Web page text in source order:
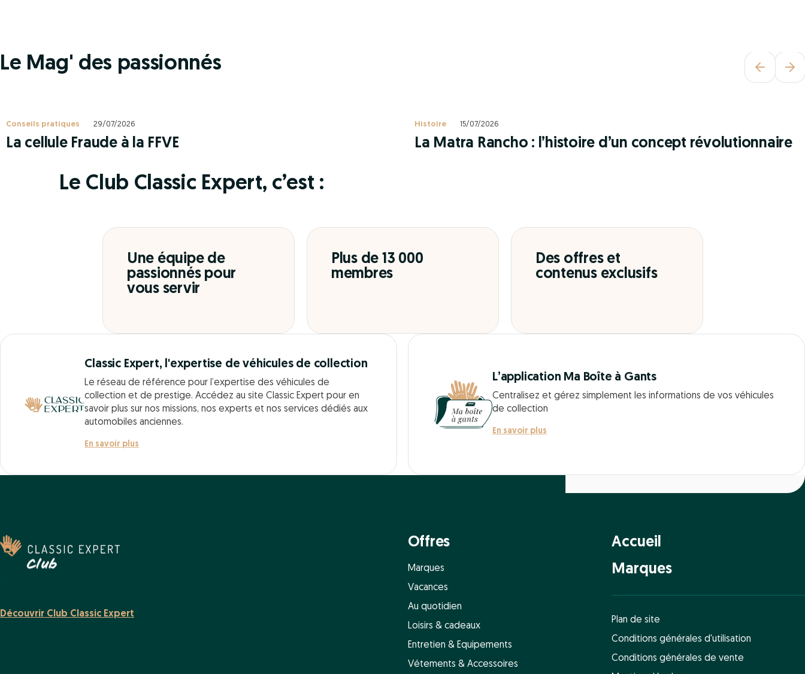
Le Mag' des passionnés
Conseils pratiques 29/07/2026
La cellule Fraude à la FFVE
Histoire 15/07/2026
La Matra Rancho : l’histoire d’un concept révolutionnaire
Le Club Classic Expert, c’est :
Une équipe de
passionnés pour
vous servir
Plus de 13 000
membres
Des offres et
contenus exclusifs
Classic Expert, l'expertise de véhicules de collection
Le réseau de référence pour l’expertise des véhicules de
collection et de prestige. Accédez au site Classic Expert pour en
savoir plus sur nos missions, nos experts et nos services dédiés aux
automobiles anciennes.
En savoir plus
L’application Ma Boîte à Gants
Centralisez et gérez simplement les informations de vos véhicules
de collection
En savoir plus
Découvrir Club Classic Expert
Offres
Marques
Vacances
Au quotidien
Loisirs & cadeaux
Entretien & Equipements
Vétements & Accessoires
Accueil
Marques
Plan de site
Conditions générales d'utilisation
Conditions générales de vente